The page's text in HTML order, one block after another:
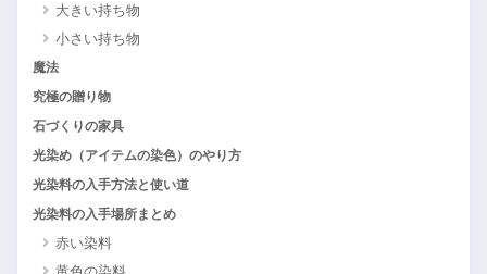
大きい持ち物
小さい持ち物
魔法
究極の贈り物
石づくりの家具
光染め（アイテムの染色）のやり方
光染料の入手方法と使い道
光染料の入手場所まとめ
赤い染料